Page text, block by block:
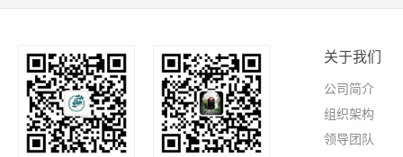
关于我们
公司简介
组织架构
领导团队